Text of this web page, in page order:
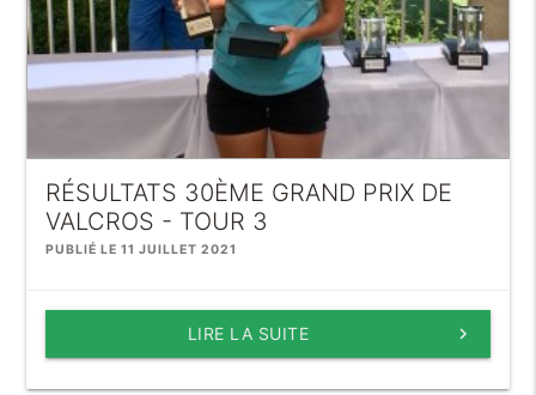
RÉSULTATS 30ÈME GRAND PRIX DE
VALCROS - TOUR 3
PUBLIÉ LE 11 JUILLET 2021
keyboard_arrow_right
LIRE LA SUITE